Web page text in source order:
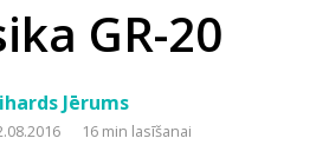
GR-20
Jērums
16 min lasīšanai